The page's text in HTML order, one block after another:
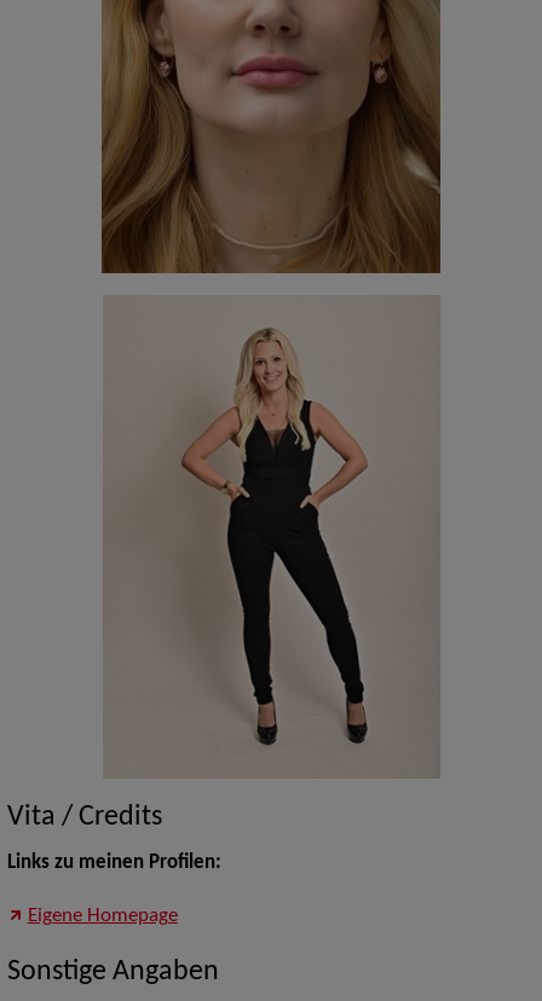
Vita / Credits
Links zu meinen Profilen:
Eigene Homepage
Sonstige Angaben